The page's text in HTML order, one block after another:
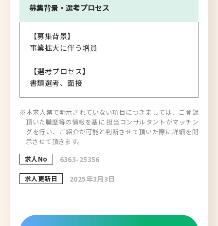
募集背景・ 選考プロセス
【募集背景】
事業拡大に伴う増員
【選考プロセス】
書類選考、面接
※本求人票で明示されていない項目につきましては、ご登録
頂いた職歴等の情報を基に 担当コンサルタントがマッチン
グを行い、ご紹介が可能と判断させて頂いた際に詳細を開
示させて頂きます。
求人No
6363-25356
求人更新日 2025年3月3日